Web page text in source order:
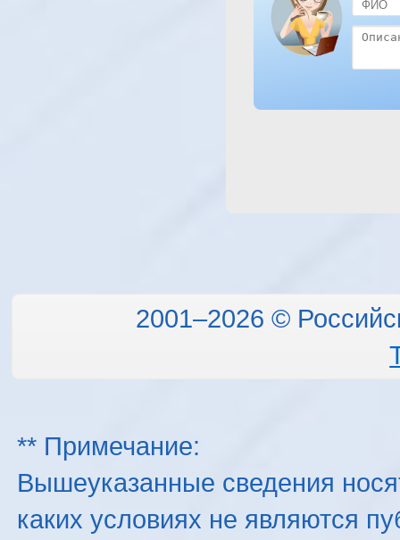
2001–2026 ©
** Примечание:
Вышеуказанные сведения
каких условиях не являются